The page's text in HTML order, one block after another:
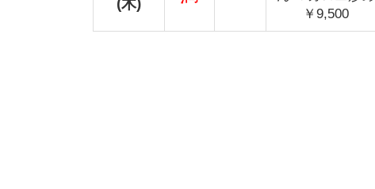
(木)
￥9,500